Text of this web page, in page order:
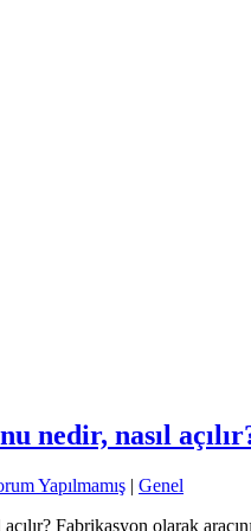
nedir, nasıl
Yapılmamış | Genel
Fabrikasyon olarak